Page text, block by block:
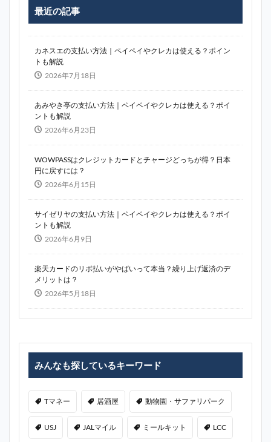
最近の記事
カネスエの支払い方法｜ペイペイやクレカは使える？ポイン
トも解説
2026年7月18日
あみやき亭の支払い方法｜ペイペイやクレカは使える？ポイ
ントも解説
2026年6月23日
WOWPASSはクレジットカードとチャージどっちが得？日本
円に戻すには？
2026年6月15日
サイゼリヤの支払い方法｜ペイペイやクレカは使える？ポイ
ントも解説
2026年6月9日
楽天カードのリボ払いがやばいって本当？繰り上げ返済のデ
メリットは？
2026年5月18日
みんなも探しているキーワード
Tマネー 居酒屋 動物園・サファリパーク
USJ JALマイル ミールキット LCC